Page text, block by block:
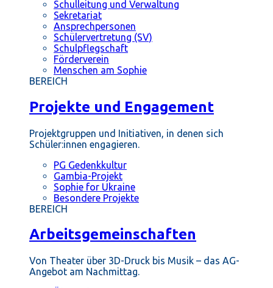
Schulleitung und Verwaltung
Sekretariat
Ansprechpersonen
Schülervertretung (SV)
Schulpflegschaft
Förderverein
Menschen am Sophie
BEREICH
Projekte und Engagement
Projektgruppen und Initiativen, in denen sich
Schüler:innen engagieren.
PG Gedenkkultur
Gambia-Projekt
Sophie for Ukraine
Besondere Projekte
BEREICH
Arbeitsgemeinschaften
Von Theater über 3D-Druck bis Musik – das AG-
Angebot am Nachmittag.